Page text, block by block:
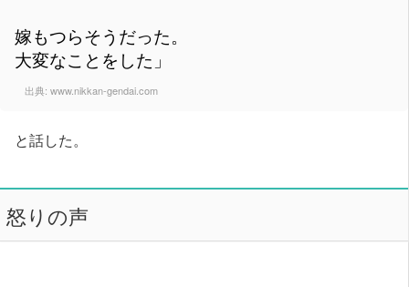
嫁もつらそうだった。
大変なことをした」
出典: www.nikkan-gendai.com
と話した。
怒りの声